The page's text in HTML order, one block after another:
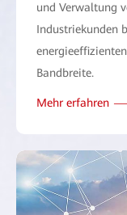
und Verwaltung
Industriekunden
Bandbreite.
Mehr erfahren